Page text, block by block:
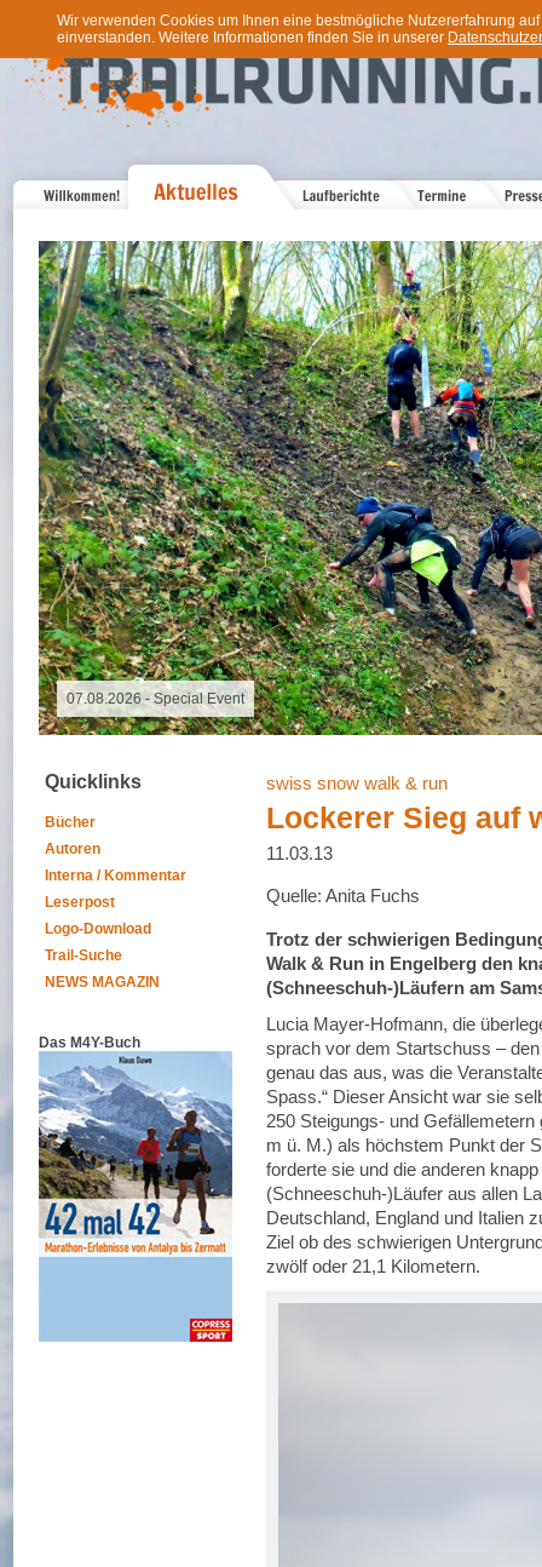
Wir verwenden Cookies um Ihnen eine bestmögliche Nutzererfahrung
einverstanden. Weitere Informationen finden Sie in unserer
07.08.2026 - Special Event
Quicklinks
Bücher
Autoren
Interna / Kommentar
Leserpost
Logo-Download
Trail-Suche
NEWS MAGAZIN
Das M4Y-Buch
swiss snow walk & run
Lockerer Sieg auf
11.03.13
Quelle: Anita Fuchs
Trotz der schwierigen
Walk & Run in Engelberg den
(Schneeschuh-)Läufern am
Lucia Mayer-Hofmann, die
sprach vor dem Startschuss –
genau das aus, was die
Spass.“ Dieser Ansicht war sie
250 Steigungs- und
m ü. M.) als höchstem Punkt der
forderte sie und die anderen
(Schneeschuh-)Läufer aus allen
Deutschland, England und Italien
Ziel ob des schwierigen
zwölf oder 21,1 Kilometern.